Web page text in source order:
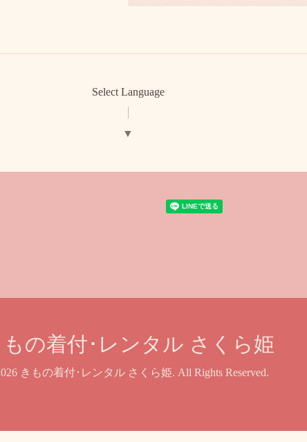
Select Language
▼
もの着付･レンタル さくら姫
きもの着付･レンタル さくら姫. All Rights Reserved.